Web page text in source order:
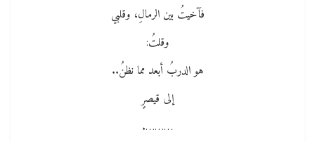
فآخيتُ بين الرمالِ، وقلبي
وقلتُ:
هو الدربُ أبعد مما نظنُ..
إلى قيصرٍ
……….